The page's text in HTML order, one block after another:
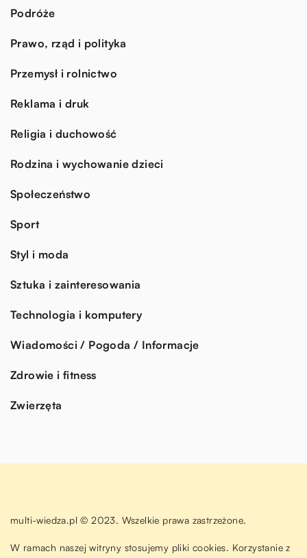
Podróże
Prawo, rząd i polityka
Przemysł i rolnictwo
Reklama i druk
Religia i duchowość
Rodzina i wychowanie dzieci
Społeczeństwo
Sport
Styl i moda
Sztuka i zainteresowania
Technologia i komputery
Wiadomości / Pogoda / Informacje
Zdrowie i fitness
Zwierzęta
multi-wiedza.pl © 2023. Wszelkie prawa zastrzeżone.
W ramach naszej witryny stosujemy pliki cookies. Korzystanie z